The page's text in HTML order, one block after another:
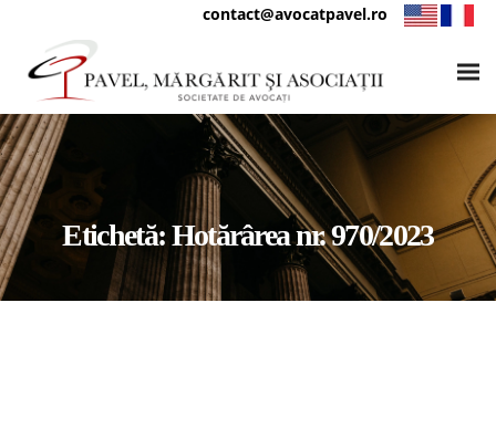
contact@avocatpavel.ro
Etichetă:Hotărârea nr. 970/2023